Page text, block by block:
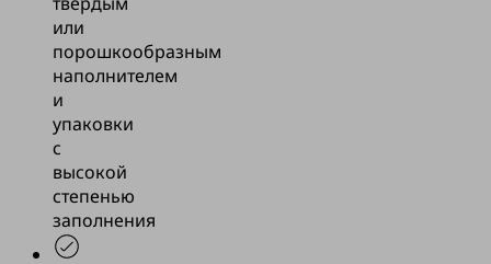
или
порошкообразным
наполнителем
и
упаковки
с
высокой
степенью
заполнения